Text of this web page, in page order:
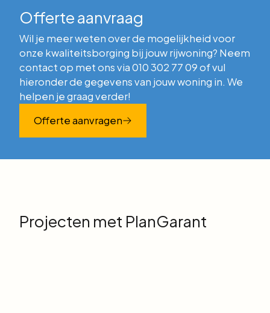
Offerte aanvraag
Wil je meer weten over de mogelijkheid voor
onze kwaliteitsborging bij jouw rijwoning? Neem
contact op met ons via010 302 77 09of vul
hieronder de gegevens van jouw woning in. We
helpen je graag verder!
Offerte aanvragen
Projecten met PlanGarant